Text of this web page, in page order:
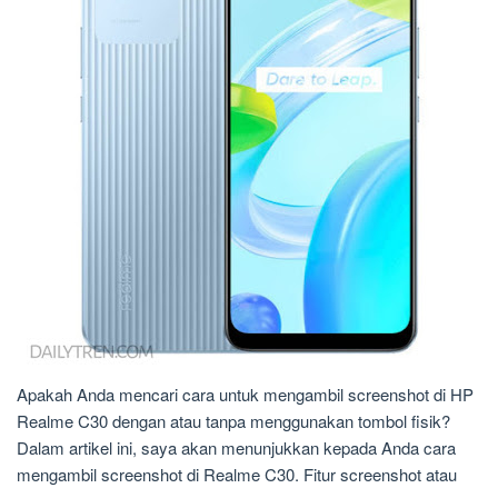
Apakah Anda mencari cara untuk mengambil screenshot di HP
Realme C30 dengan atau tanpa menggunakan tombol fisik?
Dalam artikel ini, saya akan menunjukkan kepada Anda cara
mengambil screenshot di Realme C30. Fitur screenshot atau